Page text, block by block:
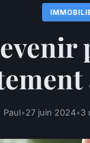
Paul•27 juin 2024•3